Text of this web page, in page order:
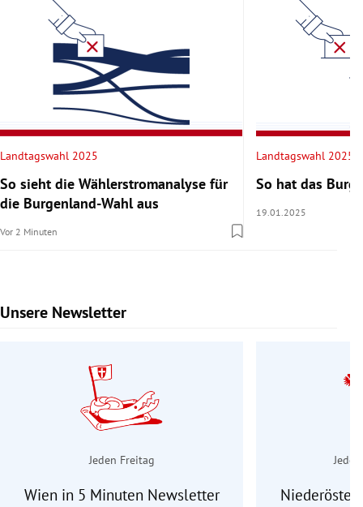
Landtagswahl 2025
So sieht die Wählerstromanalyse für
die Burgenland-Wahl aus
Vor 2 Minuten
Landtagswahl 2025
So hat das
19.01.2025
Unsere Newsletter
Slide 1 von 9
Jeden Freitag
Wien in 5 Minuten Newsletter